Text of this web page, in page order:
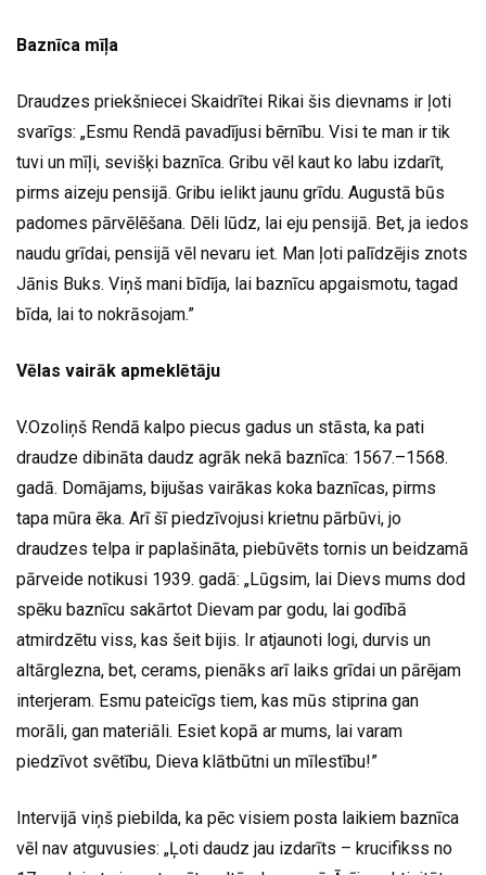
Baznīca mīļa
Draudzes priekšniecei Skaidrītei Rikai šis dievnams ir ļoti
svarīgs: „Esmu Rendā pavadījusi bērnību. Visi te man ir tik
tuvi un mīļi, sevišķi baznīca. Gribu vēl kaut ko labu izdarīt,
pirms aizeju pensijā. Gribu ielikt jaunu grīdu. Augustā būs
padomes pārvēlēšana. Dēli lūdz, lai eju pensijā. Bet, ja iedos
naudu grīdai, pensijā vēl nevaru iet. Man ļoti palīdzējis znots
Jānis Buks. Viņš mani bīdīja, lai baznīcu apgaismotu, tagad
bīda, lai to nokrāsojam.”
Vēlas vairāk apmeklētāju
V.Ozoliņš Rendā kalpo piecus gadus un stāsta, ka pati
draudze dibināta daudz agrāk nekā baznīca: 1567.–1568.
gadā. Domājams, bijušas vairākas koka baznīcas, pirms
tapa mūra ēka. Arī šī piedzīvojusi krietnu pārbūvi, jo
draudzes telpa ir paplašināta, piebūvēts tornis un beidzamā
pārveide notikusi 1939. gadā: „Lūgsim, lai Dievs mums dod
spēku baznīcu sakārtot Dievam par godu, lai godībā
atmirdzētu viss, kas šeit bijis. Ir atjaunoti logi, durvis un
altārglezna, bet, cerams, pienāks arī laiks grīdai un pārējam
interjeram. Esmu pateicīgs tiem, kas mūs stiprina gan
morāli, gan materiāli. Esiet kopā ar mums, lai varam
piedzīvot svētību, Dieva klātbūtni un mīlestību!”
Intervijā viņš piebilda, ka pēc visiem posta laikiem baznīca
vēl nav atguvusies: „Ļoti daudz jau izdarīts – krucifikss no